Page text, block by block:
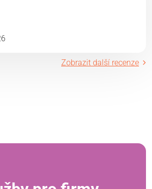
Zobrazit další recenze